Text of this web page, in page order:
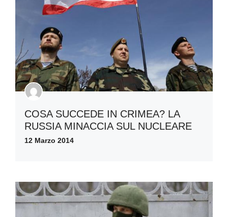
COSA SUCCEDE IN CRIMEA? LA
RUSSIA MINACCIA SUL NUCLEARE
12 Marzo 2014